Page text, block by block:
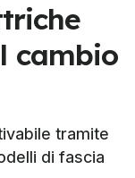
cambio
tramite
di fascia